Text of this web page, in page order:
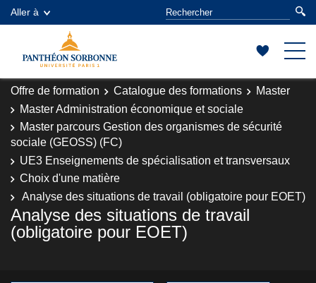
Aller à
Offre de formation Catalogue des formations
Master
Master Administration économique et sociale
Master parcours Gestion des organismes de sécurité
sociale (GEOSS) (FC)
UE3 Enseignements de spécialisation et transversaux
Choix d'une matière
Analyse des situations de travail (obligatoire pour EOET)
Analyse des situations de travail
(obligatoire pour EOET)